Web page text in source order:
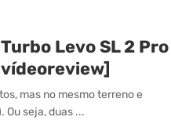
Levo SL 2 Pro
mas no mesmo terreno e
Ou seja, duas ...